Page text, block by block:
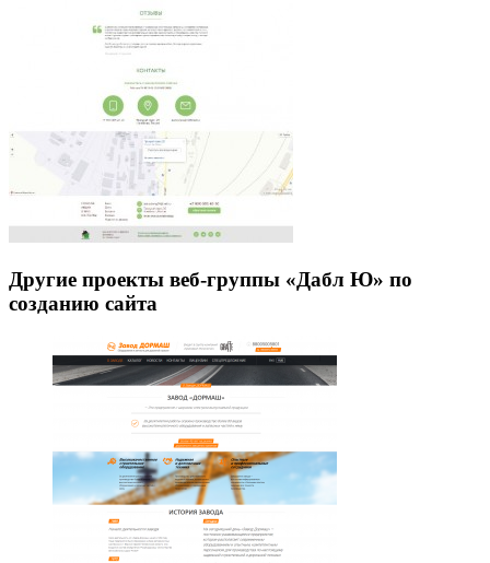
Другие проекты веб-группы «Дабл Ю» по
созданию сайта